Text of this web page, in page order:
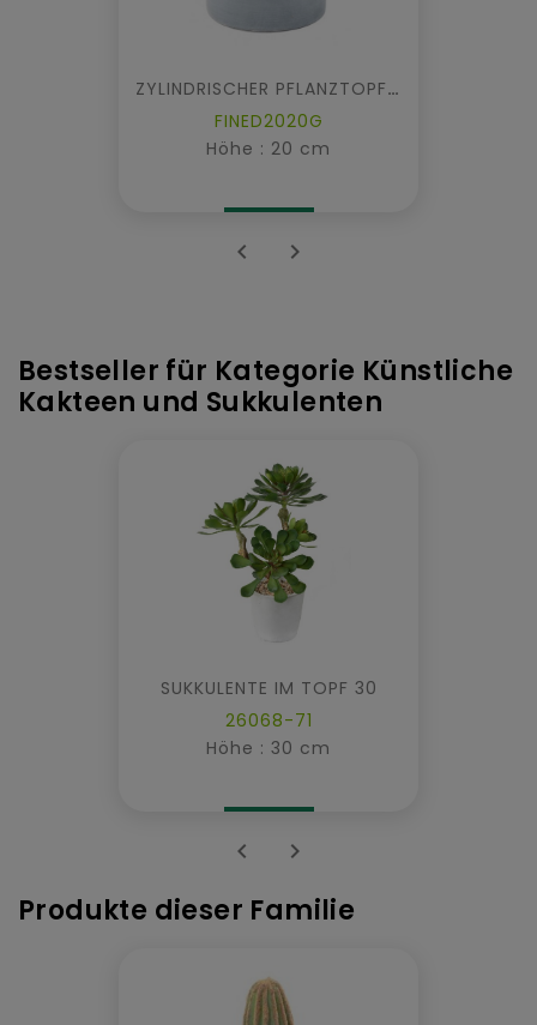
ZYLINDRISCHER PFLANZTOPF FIBER
FINED2020G
Höhe : 20 cm
 
Bestseller für Kategorie Künstliche
Kakteen und Sukkulenten
SUKKULENTE IM TOPF 30
26068-71
Höhe : 30 cm
 
Produkte dieser Familie